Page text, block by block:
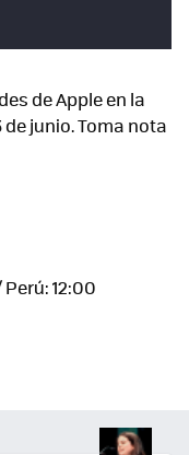
de Apple en la
de junio. Toma nota
12:00